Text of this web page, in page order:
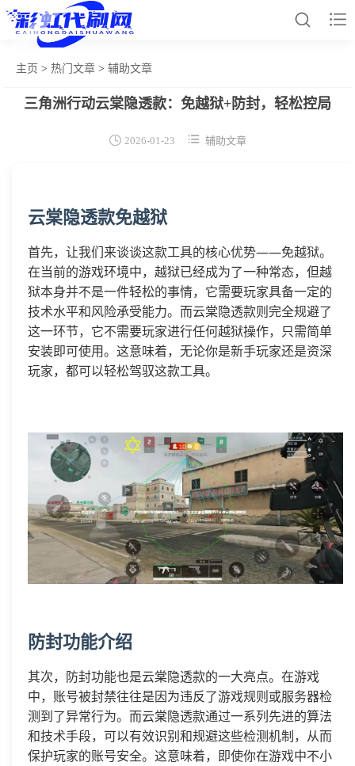


网站首页
辅助卡盟
热门文章
关于我们
主页 > 热门文章 > 辅助文章
三角洲行动云棠隐透款：免越狱+防封，轻松控局
 2026-01-23  辅助文章
云棠隐透款免越狱
首先，让我们来谈谈这款工具的核心优势——免越狱。
在当前的游戏环境中，越狱已经成为了一种常态，但越
狱本身并不是一件轻松的事情，它需要玩家具备一定的
技术水平和风险承受能力。而云棠隐透款则完全规避了
这一环节，它不需要玩家进行任何越狱操作，只需简单
安装即可使用。这意味着，无论你是新手玩家还是资深
玩家，都可以轻松驾驭这款工具。
防封功能介绍
其次，防封功能也是云棠隐透款的一大亮点。在游戏
中，账号被封禁往往是因为违反了游戏规则或服务器检
测到了异常行为。而云棠隐透款通过一系列先进的算法
和技术手段，可以有效识别和规避这些检测机制，从而
保护玩家的账号安全。这意味着，即使你在游戏中不小